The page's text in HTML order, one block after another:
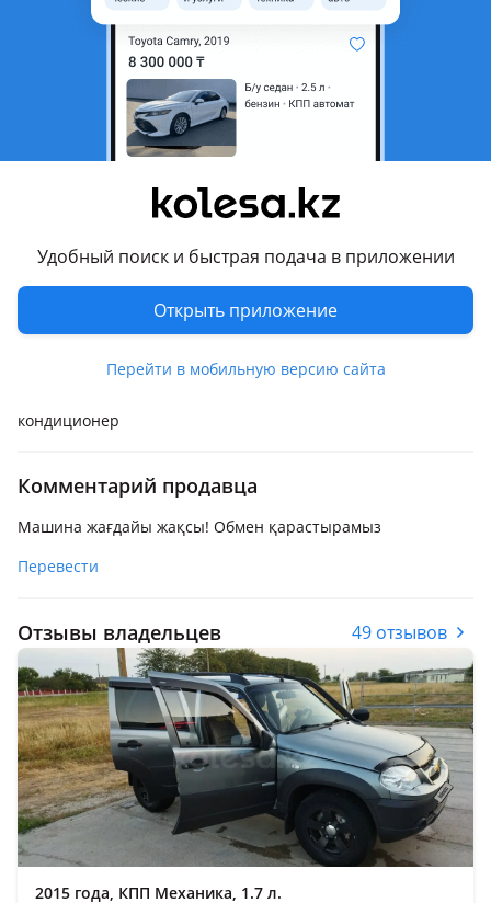
Удобный поиск и быстрая подача в приложении
Открыть приложение
Перейти в мобильную версию сайта
Казахстанская область
2009 - н.в. 1 поколение
Внедорожник
Объем двигателя, л
171 000 км
Механика
Привод
Полный привод
Руль
Слева
Цвет
белый
Растаможен в Казахстане
кондиционер
Комментарий продавца
Машина жағдайы жақсы! Обмен қарастырамыз
Перевести
Отзывы владельцев 49 отзывов
2015 года, КПП Механика, 1.7 л.